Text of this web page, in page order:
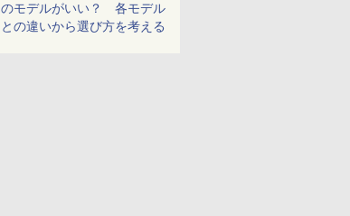
のモデルがいい？ 各モデル
との違いから選び方を考える